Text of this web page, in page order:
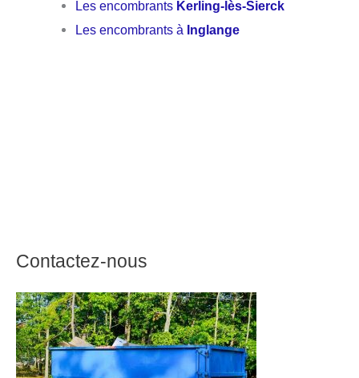
Les encombrants Kerling-lès-Sierck
Les encombrants à Inglange
Contactez-nous